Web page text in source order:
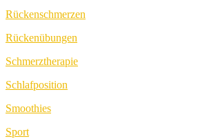
Rückenschmerzen
Rückenübungen
Schmerztherapie
Schlafposition
Smoothies
Sport